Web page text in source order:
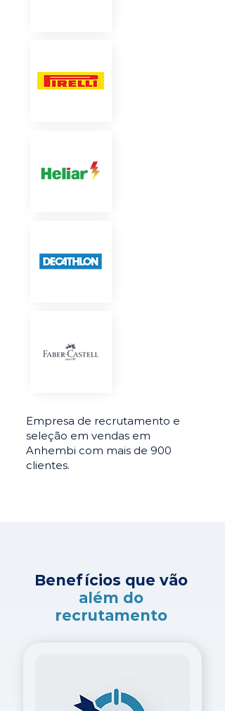
Empresa de recrutamento e
seleção em vendas em
Anhembi com mais de 900
clientes.
Benefícios que vão
além do
recrutamento